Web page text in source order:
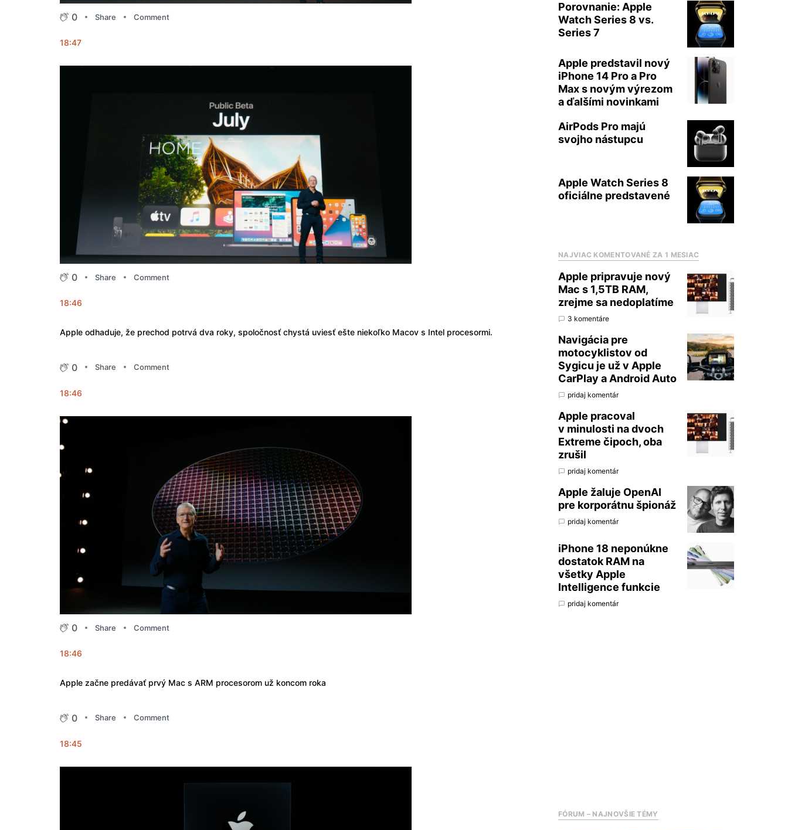
0 Share Comment
18:47
0 Share Comment
18:46
Apple odhaduje, že prechod potrvá dva roky, spoločnosť chystá uviesť ešte niekoľko Macov s Intel procesormi.
0 Share Comment
18:46
0 Share Comment
18:46
Apple začne predávať prvý Mac s ARM procesorom už koncom roka
0 Share Comment
18:45
Porovnanie: Apple
Watch Series 8 vs.
Series 7
Apple predstavil nový
iPhone 14 Pro a Pro
Max s novým výrezom
a ďalšími novinkami
AirPods Pro majú
svojho nástupcu
Apple Watch Series 8
oficiálne predstavené
NAJVIAC KOMENTOVANÉ ZA 1 MESIAC
Apple pripravuje nový
Mac s 1,5TB RAM,
zrejme sa nedoplatíme
3 komentáre
Navigácia pre
motocyklistov od
Sygicu je už v Apple
CarPlay a Android Auto
pridaj komentár
Apple pracoval
v minulosti na dvoch
Extreme čipoch, oba
zrušil
pridaj komentár
Apple žaluje OpenAI
pre korporátnu špionáž
pridaj komentár
iPhone 18 neponúkne
dostatok RAM na
všetky Apple
Intelligence funkcie
pridaj komentár
FÓRUM – NAJNOVŠIE TÉMY